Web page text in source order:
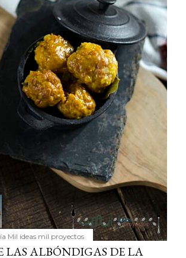
Mil ideas mil proyectos
LAS ALBÓNDIGAS DE LA